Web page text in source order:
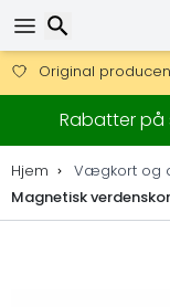
DHL Express fra dag
30 dages
Original
Rabatter
Hjem Vægkort og
Magnetisk
Søg efter